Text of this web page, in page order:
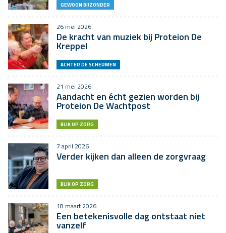
GEWOON BIJZONDER
26 mei 2026
De kracht van muziek bij Proteion De
Kreppel
ACHTER DE SCHERMEN
21 mei 2026
Aandacht en écht gezien worden bij
Proteion De Wachtpost
BLIK OP ZORG
7 april 2026
Verder kijken dan alleen de zorgvraag
BLIK OP ZORG
18 maart 2026
Een betekenisvolle dag ontstaat niet
vanzelf